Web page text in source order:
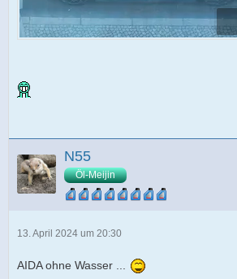
N55
Öl-Meijin
13. April 2024 um 20:30
AIDA ohne Wasser ...